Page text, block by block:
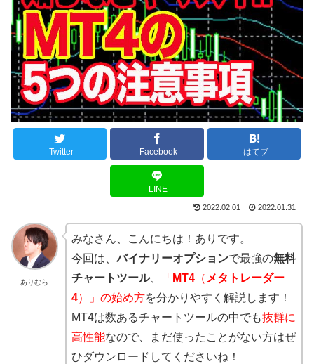
Twitter Facebook はてブ
LINE
2022.02.01 2022.01.31
ありむら
みなさん、こんにちは！ありです。
今回は、バイナリーオプションで最強の無料
チャート ツール、 「 MT4（ メタトレーダー
4）」の始め方を分かりやすく解説します！
MT4は数あるチャートツールの中でも抜群に
高性能なので、まだ使ったことがない方はぜ
ひダウンロードしてくださいね！